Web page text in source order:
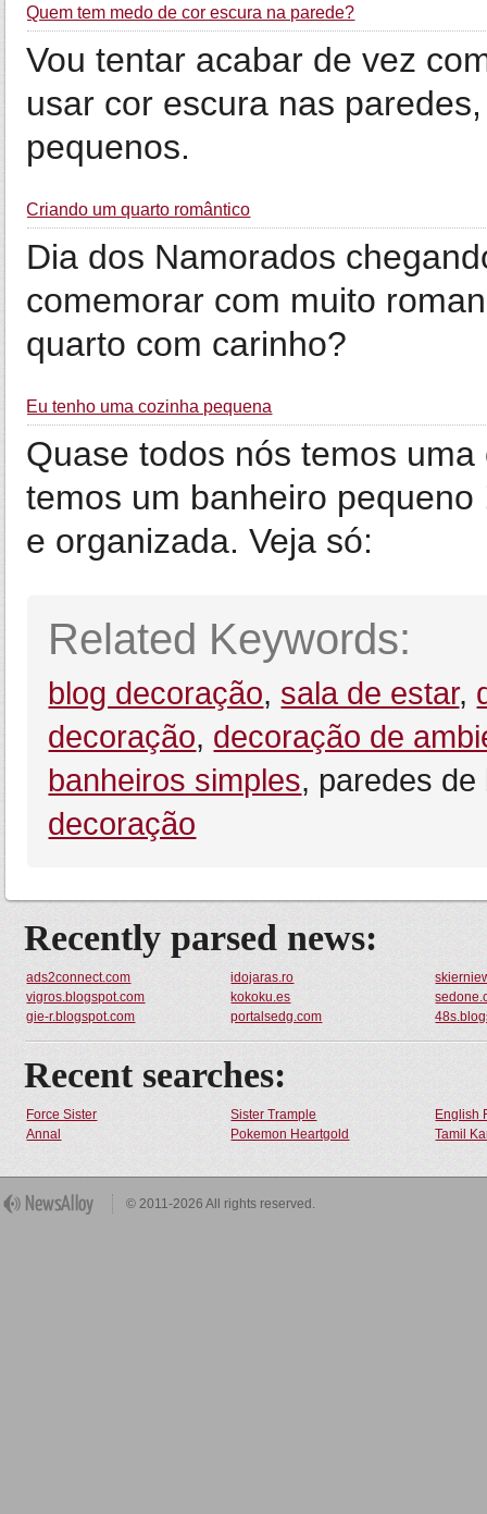
Quem tem medo de cor escura na parede?
Vou tentar acabar de vez
usar cor escura nas
pequenos.
Criando um quarto romântico
Dia dos Namorados
comemorar com muito
quarto com carinho?
Eu tenho uma cozinha pequena
Quase todos nós temos
temos um banheiro
e organizada. Veja só:
Related Keywords:
blog decoração, sala de estar,
decoração, decoração de
banheiros simples, paredes
decoração
Recently parsed news:
ads2connect.com idojaras.ro
vigros.blogspot.com
kokoku.es
gie-r.blogspot.com
portalsedg.com
Recent searches:
Force Sister Sister Trample
English
Annal
Pokemon Heartgold Tamil
© 2011-2026 All rights reserved.